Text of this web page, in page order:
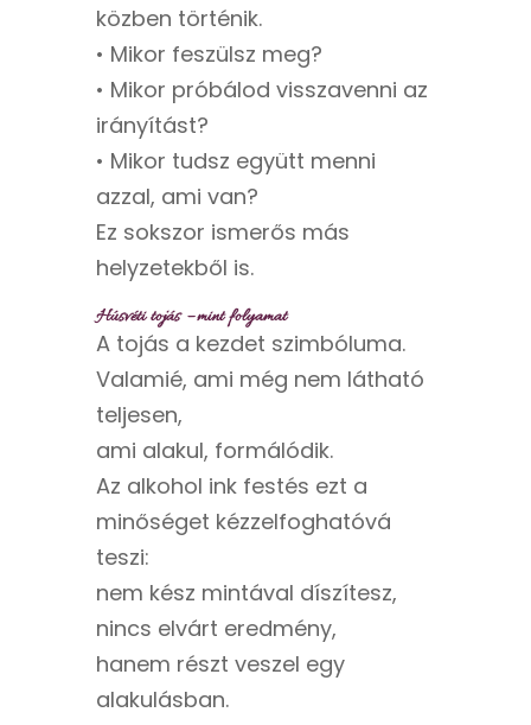
közben történik.
• Mikor feszülsz meg?
• Mikor próbálod visszavenni az
irányítást?
• Mikor tudsz együtt menni
azzal, ami van?
Ez sokszor ismerős más
helyzetekből is.
Húsvéti tojás – mint folyamat
A tojás a kezdet szimbóluma.
Valamié, ami még nem látható
teljesen,
ami alakul, formálódik.
Az alkohol ink festés ezt a
minőséget kézzelfoghatóvá
teszi:
nem kész mintával díszítesz,
nincs elvárt eredmény,
hanem részt veszel egy
alakulásban.